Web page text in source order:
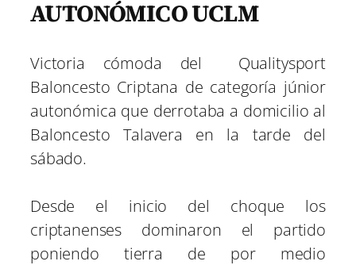
AUTONÓMICO UCLM
Victoria cómoda del Qualitysport
Baloncesto Criptana de categoría júnior
autonómica que derrotaba a domicilio al
Baloncesto Talavera en la tarde del
sábado.
Desde el inicio del choque los
criptanenses dominaron el partido
poniendo tierra de por medio